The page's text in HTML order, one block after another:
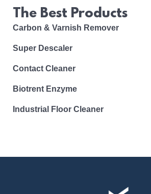
The Best Products
Carbon & Varnish Remover
Super Descaler
Contact Cleaner
Biotrent Enzyme
Industrial Floor Cleaner